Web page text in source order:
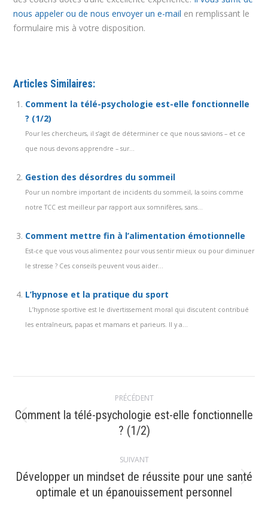
nous appeler ou de nous envoyer un e-mail en remplissant le
formulaire mis à votre disposition.
Articles Similaires:
Comment la télé-psychologie est-elle fonctionnelle
? (1/2)
Pour les chercheurs, il s’agit de déterminer ce que nous savions – et ce
que nous devons apprendre – sur...
Gestion des désordres du sommeil
Pour un nombre important de incidents du sommeil, la soins comme
notre TCC est meilleur par rapport aux somnifères, sans...
Comment mettre fin à l’alimentation émotionnelle
Est-ce que vous vous alimentez pour vous sentir mieux ou pour diminuer
le stresse ? Ces conseils peuvent vous aider...
L’hypnose et la pratique du sport
L’hypnose sportive est le divertissement moral qui discutent contribué
les entraîneurs, papas et mamans et parieurs. Il y a...
article
PRÉCÉDENT
Article
précédent
Comment la télé-psychologie est-elle fonctionnelle
? (1/2)
SUIVANT
Article
suivant
Développer un mindset de réussite pour une santé
optimale et un épanouissement personnel